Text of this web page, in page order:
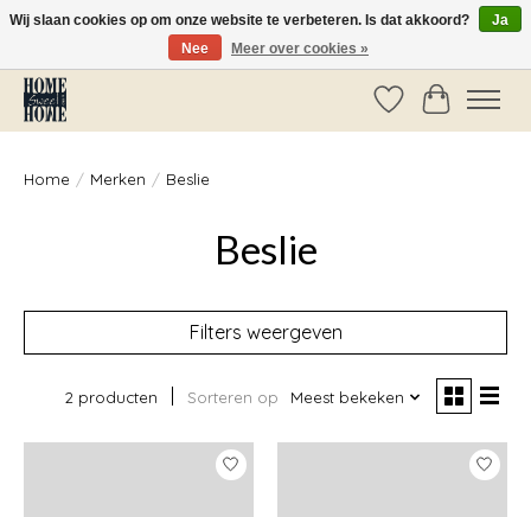
Vóór 14:00 besteld, dezelfde dag verzonden!
Verlanglijst
Home / Merken / Beslie
Beslie
Filters weergeven
2 producten Sorteren op Meest bekeken
Wij slaan cookies op om onze website te verbeteren. Is dat akkoord?
Ja
Nee
Meer over cookies »